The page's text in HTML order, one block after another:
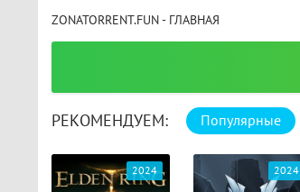
ZONATORRENT.FUN - ГЛАВНАЯ
РЕКОМЕНДУЕМ: Популярные
2024 2024